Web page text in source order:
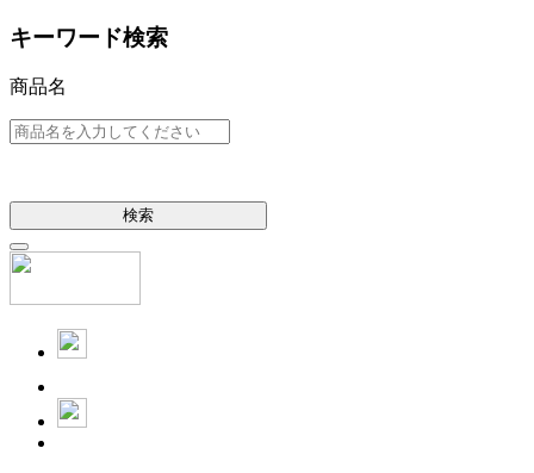
キーワード検索
商品名
検索